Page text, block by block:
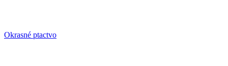
Okrasné ptactvo